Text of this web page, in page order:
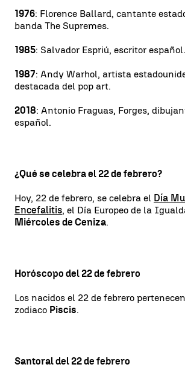
1976: Florence Ballard, cantante
banda The Supremes.
1985: Salvador Espriú, escritor español.
1987: Andy Warhol, artista
destacada del pop art.
2018: Antonio Fraguas, Forges,
español.
¿Qué se celebra el 22 de febrero?
Hoy, 22 de febrero, se celebra el Día
Encefalitis, el Día Europeo de la
Miércoles de Ceniza.
Horóscopo del 22 de febrero
Los nacidos el 22 de febrero
zodiaco Piscis.
Santoral del 22 de febrero